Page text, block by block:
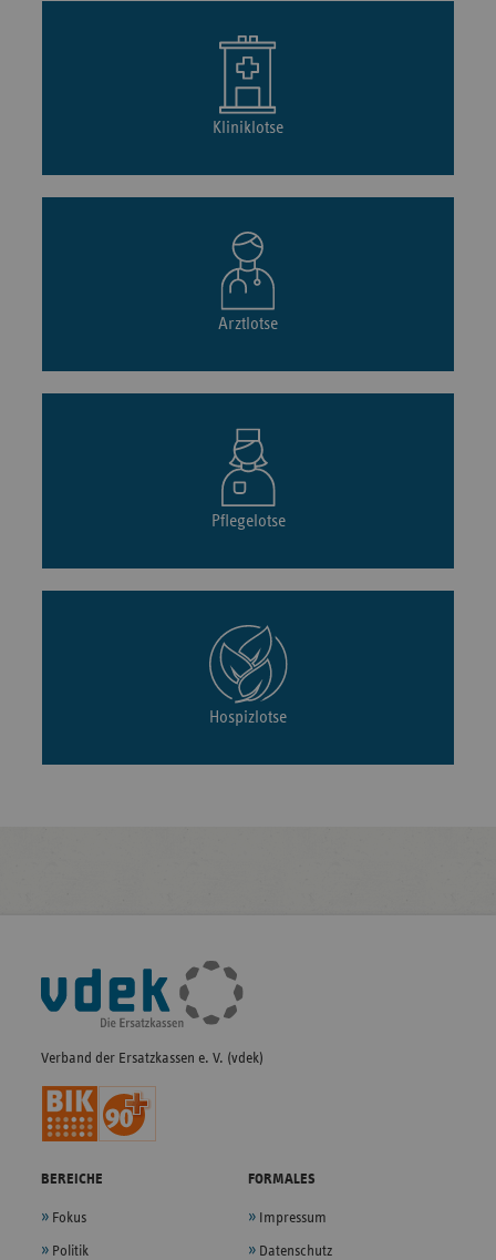
Kliniklotse
Arztlotse
Pflegelotse
Hospizlotse
Fußleisten-
Navigation
Verband der Ersatzkassen e. V. (vdek)
BEREICHE
Fokus
Politik
FORMALES
Impressum
Datenschutz